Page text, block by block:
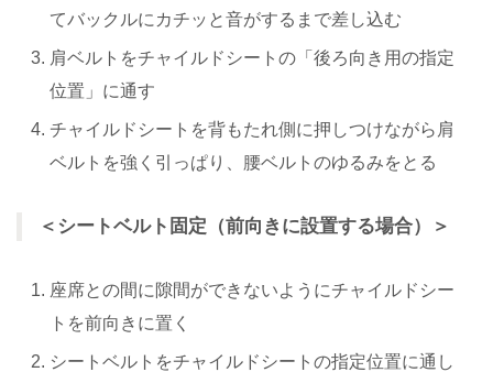
てバックルにカチッと音がするまで差し込む
肩ベルトをチャイルドシートの「後ろ向き用の指定
位置」に通す
チャイルドシートを背もたれ側に押しつけながら肩
ベルトを強く引っぱり、腰ベルトのゆるみをとる
＜シートベルト固定（前向きに設置する場合）＞
座席との間に隙間ができないようにチャイルドシー
トを前向きに置く
シートベルトをチャイルドシートの指定位置に通し